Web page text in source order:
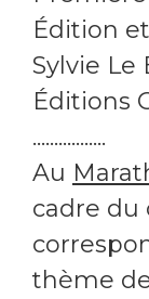
Édition
Sylvie Le
Éditions
.................
Au
cadre du
thème